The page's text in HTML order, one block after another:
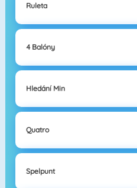
Ruleta
4 Balóny
Hledání Min
Quatro
Spelpunt